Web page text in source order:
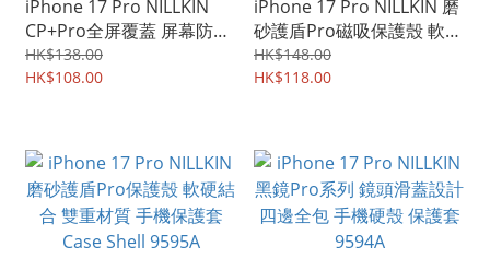
iPhone 17 Pro NILLKIN
CP+Pro全屏覆蓋 屏幕防爆
保護貼 強化玻璃貼 鋼化玻
璃膜 9597A
HK$138.00
HK$108.00
iPhone 17 Pro NILLKIN 磨
砂護盾Pro磁吸保護殼 軟硬
結合 雙重材質 手機保護套
Case Shell 9596A
HK$148.00
HK$118.00